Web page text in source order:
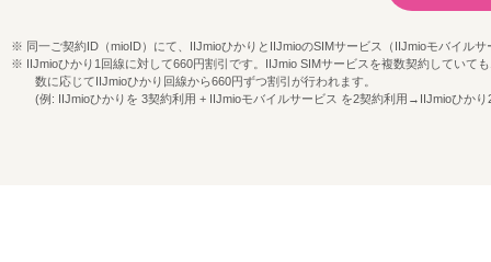
同一ご契約ID（mioID）にて、IIJmioひかりとIIJmioのSIMサービス（IIJmioモバイル
IIJmioひかり1回線に対して660円割引です。IIJmio SIMサービスを複数契約してい
数に応じてIIJmioひかり回線から660円ずつ割引が行われます。
(例: IIJmioひかりを 3契約利用 + IIJmioモバイルサービス を2契約利用→IIJmioひか